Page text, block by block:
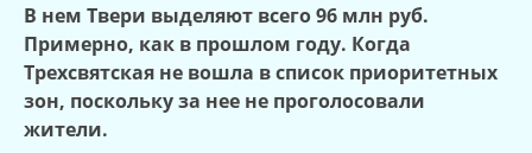
В нем Твери выделяют всего 96 млн руб.
Примерно, как в прошлом году. Когда
Трехсвятская не вошла в список приоритетных
зон, поскольку за нее не проголосовали
жители.